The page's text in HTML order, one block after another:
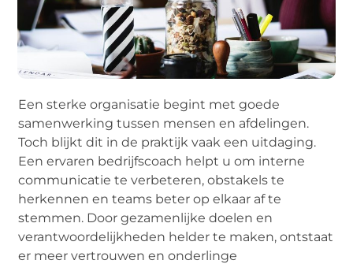
Een sterke organisatie begint met goede
samenwerking tussen mensen en afdelingen.
Toch blijkt dit in de praktijk vaak een uitdaging.
Een ervaren bedrijfscoach helpt u om interne
communicatie te verbeteren, obstakels te
herkennen en teams beter op elkaar af te
stemmen. Door gezamenlijke doelen en
verantwoordelijkheden helder te maken, ontstaat
er meer vertrouwen en onderlinge